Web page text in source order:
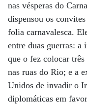
nas vésperas do
dispensou os
folia carnavalesca.
entre duas guerras: a
que o fez colocar
nas ruas do Rio; e a
Unidos de invadir o
diplomáticas em